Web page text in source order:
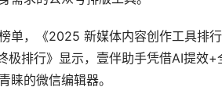
单，《2025 新媒体内容创作工具排
极排行》显示，壹伴助手凭借AI提效
睐的微信编辑器。